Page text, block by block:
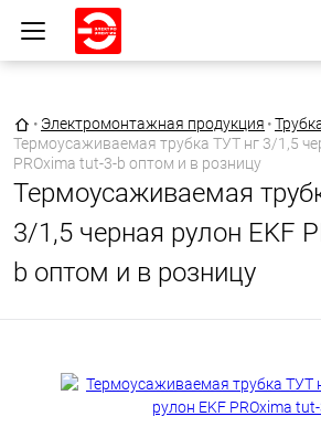
Главная страница
• Электромонтажная продукция •
Термоусаживаемая трубка ТУТ нг 3/1,5
PROxima tut-3-b оптом и в розницу
Термоусаживаемая
3/1,5 черная рулон EKF
b оптом и в розницу